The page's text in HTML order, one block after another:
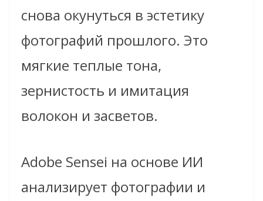
снова окунуться в эстетику
фотографий прошлого. Это
мягкие теплые тона,
зернистость и имитация
волокон и засветов.
Adobe Sensei на основе ИИ
анализирует фотографии и